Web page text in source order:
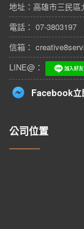
地址： 高雄市三民區
電話： 07-3803197
信箱：
LINE@：
Facebook立
公司位置